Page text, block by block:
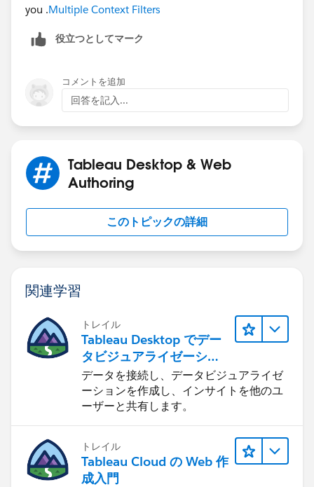
you .Multiple Context Filters
役立つとしてマーク
コメントを追加
回答を記入...
Tableau Desktop & Web
Authoring
このトピックの詳細
関連学習
トレイル
Tableau Desktop でデー
タビジュアライゼーショ
ンをはじめる
データを接続し、データビジュアライゼ
ーションを作成し、インサイトを他のユ
ーザーと共有します。
トレイル
Tableau Cloud の Web 作
成入門